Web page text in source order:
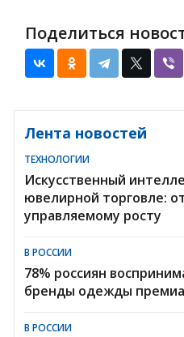
Поделиться
Лента новостей
ТЕХНОЛОГИИ
Искусственный
ювелирной торговле:
управляемому росту
В РОССИИ
78% россиян
бренды одежды
В РОССИИ